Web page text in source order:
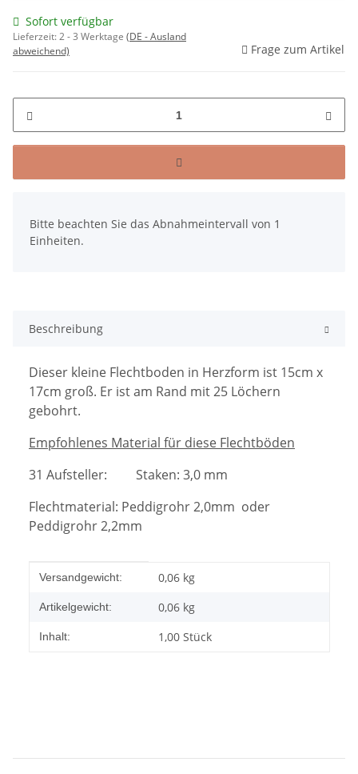
Sofort verfügbar
Lieferzeit:2 - 3 Werktage (DE - Ausland
abweichend)
Frage zum Artikel
Bitte beachten Sie das Abnahmeintervall von 1
Einheiten.
Beschreibung
Dieser kleine Flechtboden in Herzform ist 15cm x
17cm groß. Er ist am Rand mit 25 Löchern
gebohrt.
Empfohlenes Material für diese Flechtböden
31 Aufsteller: Staken: 3,0 mm
Flechtmaterial: Peddigrohr 2,0mm oder
Peddigrohr 2,2mm
Produkteigenschaft
Wert
Versandgewicht: 0,06 kg
Artikelgewicht: 0,06 kg
Inhalt: 1,00 Stück